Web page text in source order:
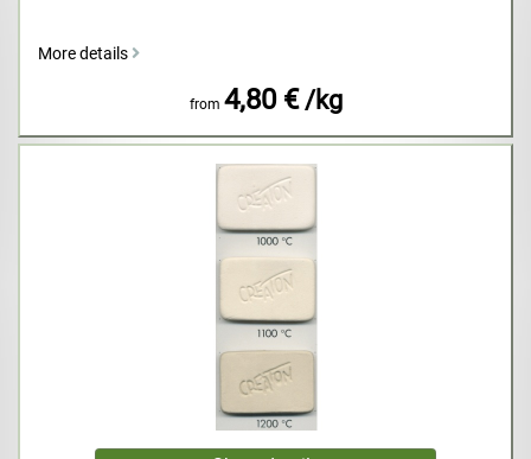
More details
from 4,80 € /kg